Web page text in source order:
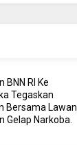
BNN RI Ke
Tegaskan
Bersama Lawan
Gelap Narkoba.